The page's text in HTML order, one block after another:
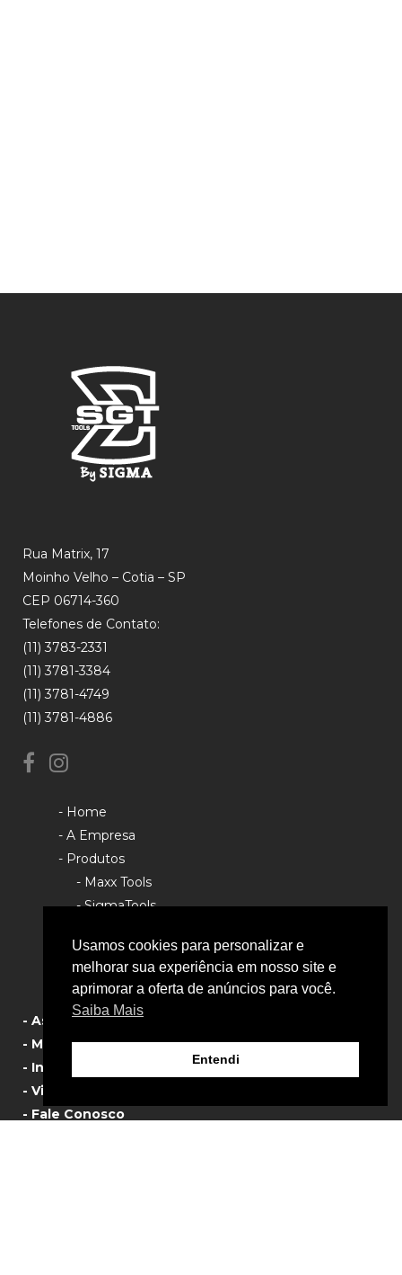
Rua Matrix, 17
Moinho Velho – Cotia – SP
CEP 06714-360
Telefones de Contato:
(11) 3783-2331
(11) 3781-3384
(11) 3781-4749
(11) 3781-4886
- Home
- A Empresa
- Produtos
- Maxx Tools
- SigmaTools
- Política de Privacidade
- Assistência Técnica
- Manual de Produtos
- Informativos
- Vista Explodida
- Fale Conosco
Usamos cookies para personalizar e
melhorar sua experiência em nosso site e
aprimorar a oferta de anúncios para você.
Saiba Mais
Entendi